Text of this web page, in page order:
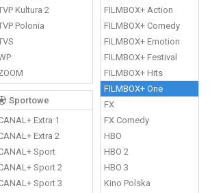
Kultura 2
Polonia
Sportowe
Extra 1
Extra 2
Sport
Sport 2
Sport 3
FILMBOX+ Action
FILMBOX+ Comedy
FILMBOX+ Emotion
FILMBOX+ Festival
FILMBOX+ Hits
FILMBOX+ One
FX
FX Comedy
HBO
HBO 2
HBO 3
Kino Polska